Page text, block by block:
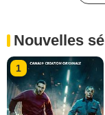
Nouvelles
1